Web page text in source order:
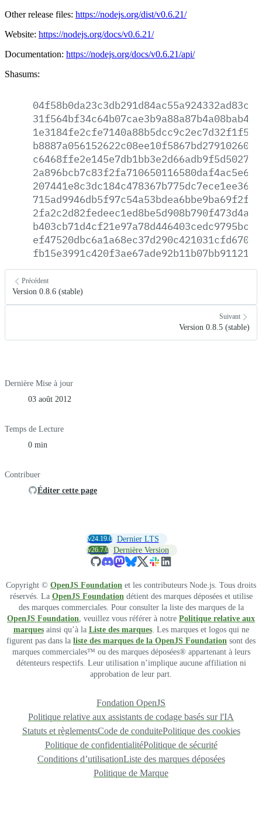
Other release files: https://nodejs.org/dist/v0.6.21/
Website: https://nodejs.org/docs/v0.6.21/
Documentation: https://nodejs.org/docs/v0.6.21/api/
Shasums:
Précédent
Version 0.8.6 (stable)
Suivant
Version 0.8.5 (stable)
Dernière Mise à jour
03 août 2012
Temps de Lecture
0 min
Contribuer
Éditer cette page
v24.19.0 Dernier LTS
v26.7.0 Dernière Version
Copyright © OpenJS Foundation et les contributeurs Node.js. Tous droits
réservés. La OpenJS Foundation détient des marques déposées et utilise
des marques commerciales. Pour consulter la liste des marques de la
OpenJS Foundation , veuillez vous référer à notre Politique relative aux
marquesainsi qu’à la Liste des marques. Les marques et logos qui ne
figurent pas dans la liste des marques de la OpenJS Foundation sont des
marques commerciales™ ou des marques déposées® appartenant à leurs
détenteurs respectifs. Leur utilisation n’implique aucune affiliation ni
approbation de leur part.
Fondation OpenJS
Politique relative aux assistants de codage basés sur l'IA
Statuts et règlementsCode de conduitePolitique des cookies
Politique de confidentialitéPolitique de sécurité
Conditions d’utilisationListe des marques déposées
Politique de Marque